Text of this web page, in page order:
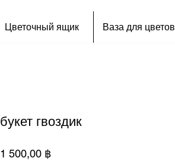
Цветочный ящик Ваза для цветов
букет гвоздик
1 500,00 ฿Цена